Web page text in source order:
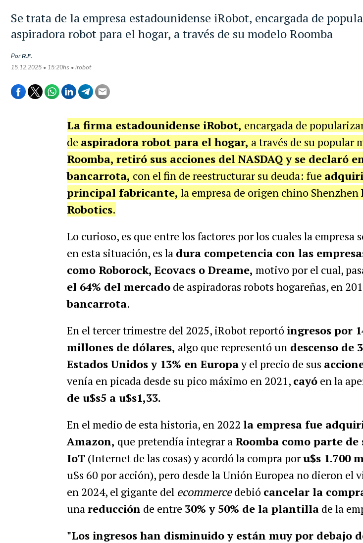
Se trata de la empresa estadounidense iRobot, encargada de
aspiradora robot para el hogar, a través de su modelo Roomba
PorR.F.
15.12.2025 • 15:20hs • irobot
La firma estadounidense iRobot, encargada de
de aspiradora robot para el hogar, a través de su popular
Roomba, retiró sus acciones del NASDAQ y se declaró
bancarrota, con el fin de reestructurar su deuda: fue
principal fabricante, la empresa de origen chino Shenzhen
Robotics.
Lo curioso, es que entre los factores por los cuales la empresa
en esta situación, es la dura competencia con las
comoRoborock, Ecovacs o Dreame, motivo por el cual,
el 64% del mercadode aspiradoras robots hogareñas, en
bancarrota.
En el tercer trimestre del 2025, iRobot reportó ingresos por
millones de dólares, algo que representó undescenso de
Estados Unidos y 13% en Europay el precio de sus
venía en picada desde su pico máximo en 2021, cayóen la
de u$s5 a u$s1,33.
En el medio de esta historia, en 2022 la empresa fue
Amazon, que pretendía integrar a Roomba como parte de
IoT(Internet de las cosas) y acordó la compra poru$s 1.700
u$s 60 por acción), pero desde la Unión Europea no dieron el
en 2024, el gigante del ecommercedebió cancelar la
unareducción de entre 30% y 50% de la plantillade la
"Los ingresos han disminuido y están muy por debajo